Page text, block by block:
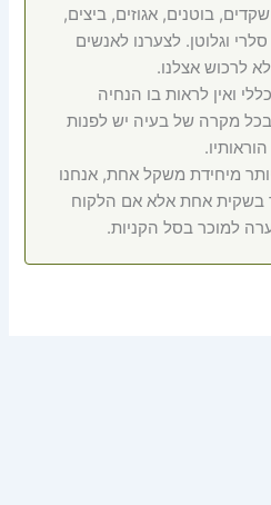
בוטנים, אגוזים, ביצים,
וגלוטן. לצערנו לאנשים
לרכוש אצלנו.
ואין לראות בו הנחיה
בכל מקרה של בעיה יש לפנות
מיחידת משקל אחת, אנחנו
בשקית אחת אלא אם הלקוח
למוכר בסל הקניות.